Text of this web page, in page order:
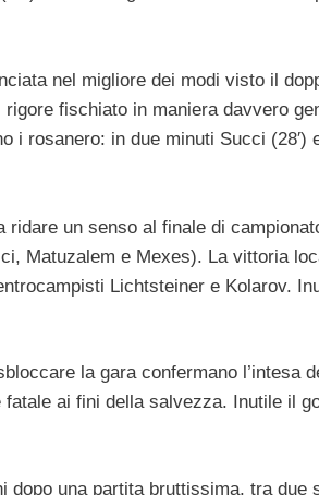
nel migliore dei modi visto il
fischiato in maniera davvero
rosanero: in due minuti Succi (28′)
un senso al finale di
Matuzalem e Mexes). La vittoria
Lichtsteiner e Kolarov.
la gara confermano l’intesa
ai fini della salvezza. Inutile il
una partita bruttissima, tra due